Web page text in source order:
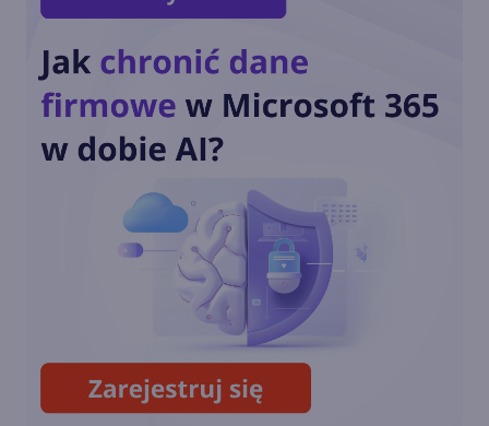
konkrusie Microsoftu!
Cup 2012!
Krajowe finały Imagine Cup
2012 rozpoczęte!